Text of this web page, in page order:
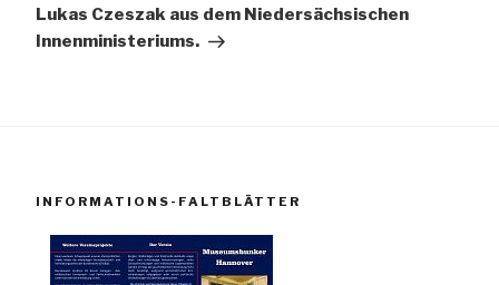
Lukas Czeszak aus dem Niedersächsischen
Innenministeriums.
INFORMATIONS-FALTBLÄTTER